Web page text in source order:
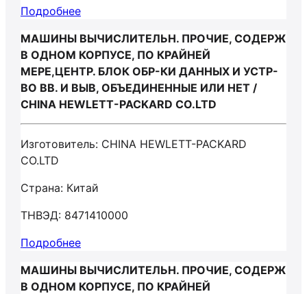
Подробнее
МАШИНЫ ВЫЧИСЛИТЕЛЬН. ПРОЧИЕ, СОДЕРЖ
В ОДНОМ КОРПУСЕ, ПО КРАЙНЕЙ
МЕРЕ,ЦЕНТР. БЛОК ОБР-КИ ДАННЫХ И УСТР-
ВО ВВ. И ВЫВ, ОБЪЕДИНЕННЫЕ ИЛИ НЕТ /
CHINA HEWLETT-PACKARD CO.LTD
Изготовитель: CHINA HEWLETT-PACKARD
CO.LTD
Страна: Китай
ТНВЭД: 8471410000
Подробнее
МАШИНЫ ВЫЧИСЛИТЕЛЬН. ПРОЧИЕ, СОДЕРЖ
В ОДНОМ КОРПУСЕ, ПО КРАЙНЕЙ